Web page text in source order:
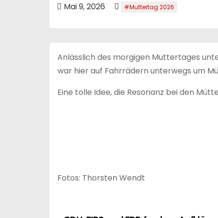
Mai 9, 2026 #Muttertag 2026
Anlässlich des morgigen Muttertages
war hier auf Fahrrädern unterwegs um
Eine tolle Idee, die Resonanz bei den
Fotos: Thorsten Wendt